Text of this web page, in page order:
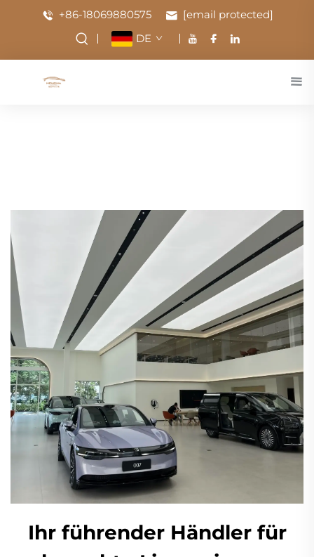
+86-18069880575
[email protected]
DE
Ihr führender Händler für